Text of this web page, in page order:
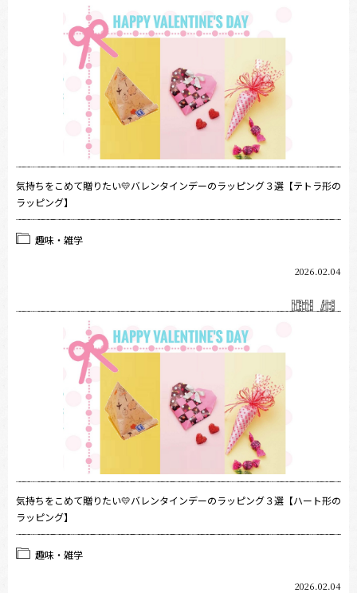
気持ちをこめて贈りたい💛バレンタインデーのラッピング３選【テトラ形の
ラッピング】
趣味・雑学
2026.02.04
気持ちをこめて贈りたい💛バレンタインデーのラッピング３選【ハート形の
ラッピング】
趣味・雑学
2026.02.04